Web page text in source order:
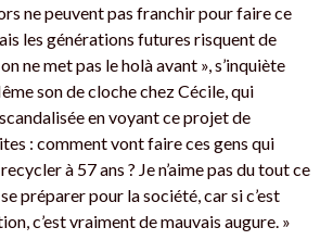
ne peuvent pas franchir pour faire ce
les générations futures risquent de
ne met pas le holà avant », s’inquiète
son de cloche chez Cécile, qui
en voyant ce projet de
: comment vont faire ces gens qui
à 57 ans ? Je n’aime pas du tout ce
préparer pour la société, car si c’est
c’est vraiment de mauvais augure. »